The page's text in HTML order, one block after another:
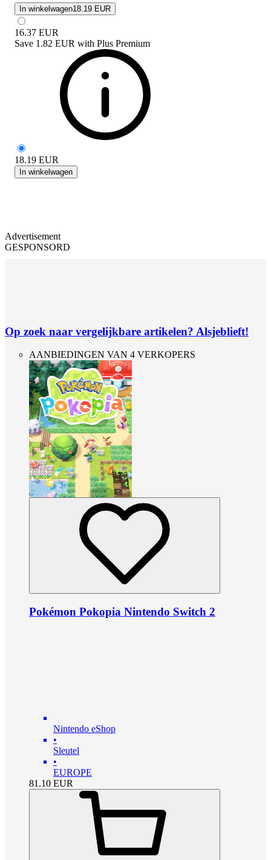
In winkelwagen18.19 EUR
16.37 EUR
Save 1.82 EUR with Plus Premium
18.19 EUR
In winkelwagen
Advertisement
GESPONSORD
Op zoek naar vergelijkbare artikelen? Alsjeblieft!
AANBIEDINGEN VAN 4 VERKOPERS
Pokémon Pokopia Nintendo Switch 2
Nintendo eShop
•
Sleutel
•
EUROPE
81.10 EUR